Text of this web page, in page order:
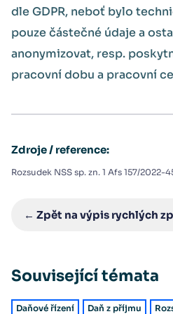
dle GDPR, neboť bylo
pouze částečné údaje a
anonymizovat, resp.
pracovní dobu a pracovní
Zdroje / reference:
Rozsudek NSS sp. zn. 1 Afs 157/2022-
← Zpět na výpis rychlých
Související témata
Daňové řízení Daň z příjmu